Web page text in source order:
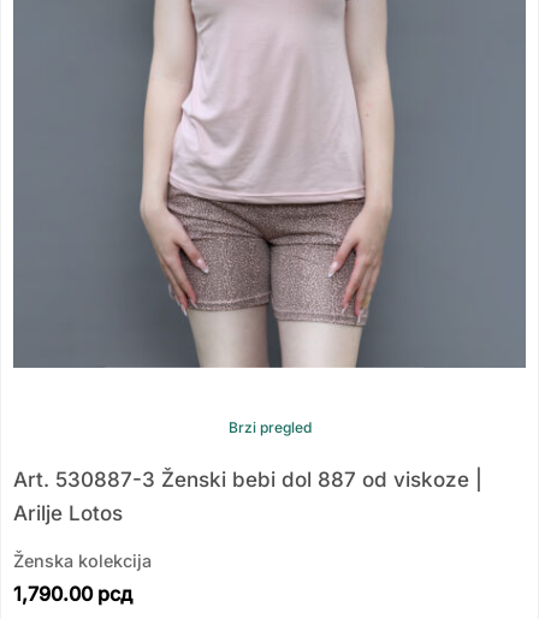
Brzi pregled
Art. 530887-3 Ženski bebi dol 887 od viskoze |
Arilje Lotos
Ženska kolekcija
1,790.00 рсд